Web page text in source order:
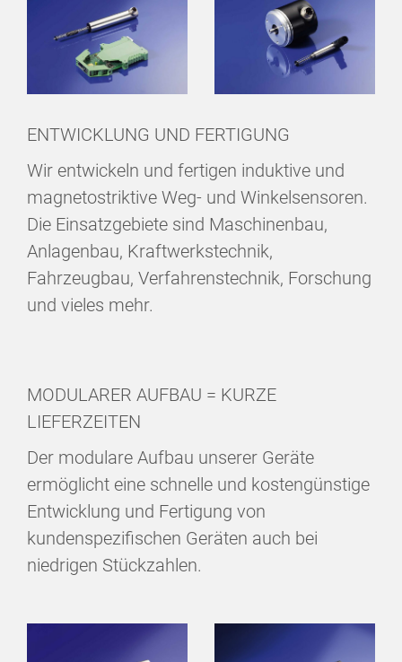
ENTWICKLUNG UND FERTIGUNG
Wir entwickeln und fertigen induktive und
magnetostriktive Weg- und Winkelsensoren.
Die Einsatzgebiete sind Maschinenbau,
Anlagenbau, Kraftwerkstechnik,
Fahrzeugbau, Verfahrenstechnik, Forschung
und vieles mehr.
MODULARER AUFBAU = KURZE
LIEFERZEITEN
Der modulare Aufbau unserer Geräte
ermöglicht eine schnelle und kostengünstige
Entwicklung und Fertigung von
kundenspezifischen Geräten auch bei
niedrigen Stückzahlen.